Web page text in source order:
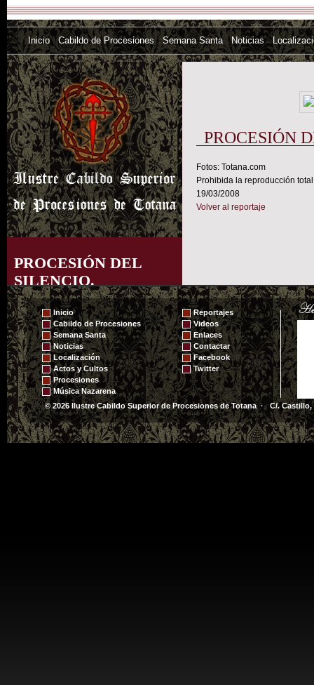
Inicio Cabildo de Procesiones Semana Santa Noticias
PROCESIÓN DEL
SILENCIO.
MIÉRCOLES SANTO
2008
PROCESIÓN
Fotos: Totana.com
Prohibida la reproducción
19/03/2008
Volver al reportaje
Inicio
Cabildo de Procesiones
Semana Santa
Noticias
Localización
Actos y Cultos
Procesiones
Música Nazarena
Reportajes
Videos
Enlaces
Contactar
Facebook
Twitter
© 2026 Ilustre Cabildo Superior de Procesiones de Totana · C/. Castillo,